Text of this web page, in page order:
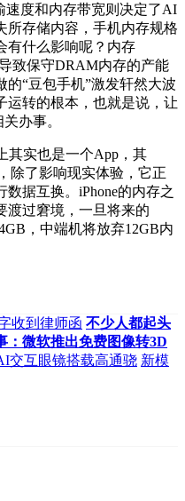
速度和内存带宽则决定了AI
所存储内容，手机内存规格
有什么影响呢？内存
致保守DRAM内存的产能
“豆包手机”激发轩然大波
运转的根本，也就是说，让
办事。
实也是一个App，其
除了影响现实体验，它正
据互换。iPhone的内存之
渡过窘境，一旦将来的
，中端机将放弃12GB内
收到律师函 不少人都起头
：微软推出免费图像转3D
交互眼镜搭载高通骁 新模